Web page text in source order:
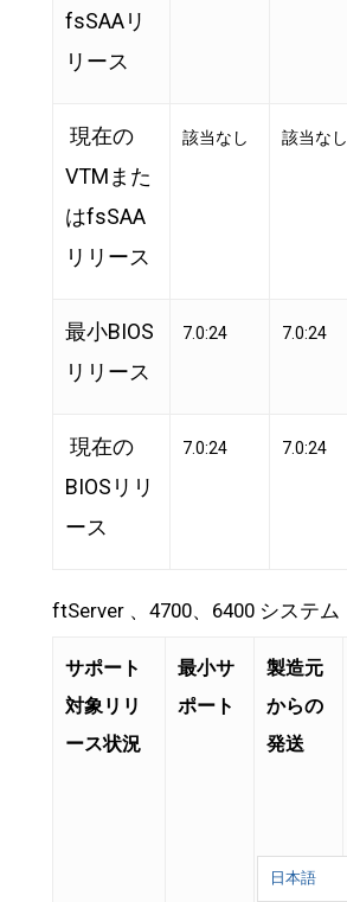
fsSAAリ
リース
現在の
VTMまた
はfsSAA
リリース
該当なし 該当なし
最小BIOS
リリース
7.0:24 7.0:24
現在の
BIOSリリ
ース
7.0:24 7.0:24
ftServer 、4700、6400 システム
サポート
対象リリ
ース状況
最小サ
ポート
製造元
からの
発送
日本語